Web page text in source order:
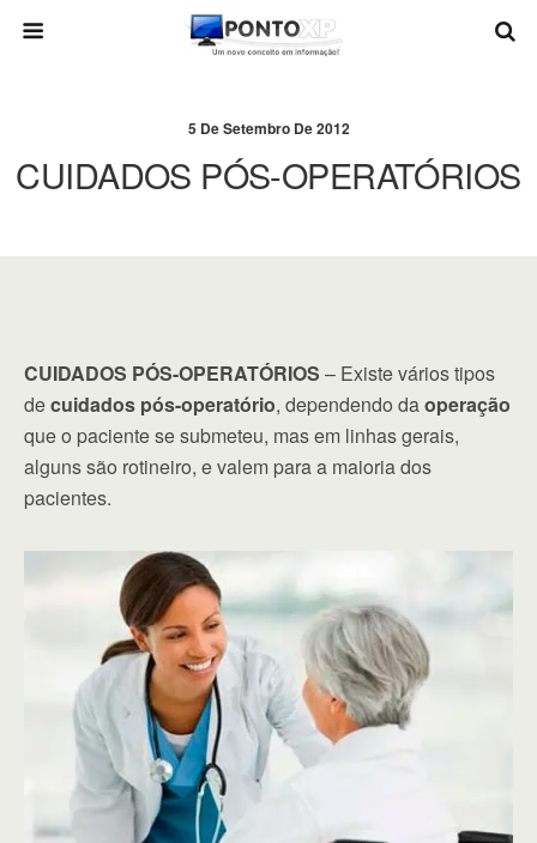
5 De Setembro De 2012
CUIDADOS PÓS-OPERATÓRIOS
CUIDADOS PÓS-OPERATÓRIOS – Existe vários tipos
decuidados pós-operatório, dependendo daoperação
que o paciente se submeteu, mas em linhas gerais,
alguns são rotineiro, e valem para a maioria dos
pacientes.